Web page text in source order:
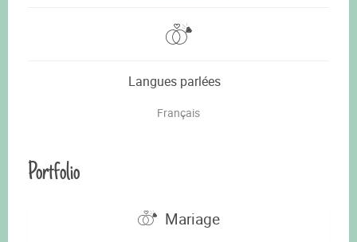
Langues parlées
Français
Portfolio
Mariage